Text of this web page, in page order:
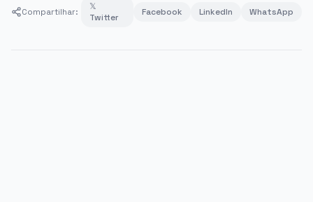
Compartilhar:
𝕏
Twitter
Facebook LinkedIn WhatsApp